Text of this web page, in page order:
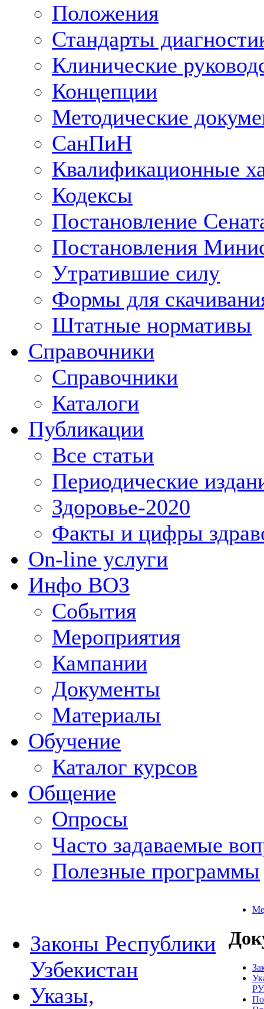
Положения
Стандарты
Клинические
Концепции
Методические
СанПиН
Квалификационные
Кодексы
Постановление
Постановления
Утратившие силу
Формы для
Штатные нормативы
Справочники
Справочники
Каталоги
Публикации
Все статьи
Периодические
Здоровье-2020
Факты и цифры
On-line услуги
Инфо ВОЗ
События
Мероприятия
Кампании
Документы
Материалы
Обучение
Каталог курсов
Общение
Опросы
Часто задаваемые
Полезные программы
Законы Республики
Узбекистан
Указы,